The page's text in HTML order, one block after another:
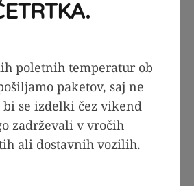
– izpod rok Manje
Slovenija,
že 11strank.
, DODATKI
poletnih temperatur ob
paketov, saj ne
bi se izdelki čez vikend
zadrževali v vročih
ali dostavnih vozilih.